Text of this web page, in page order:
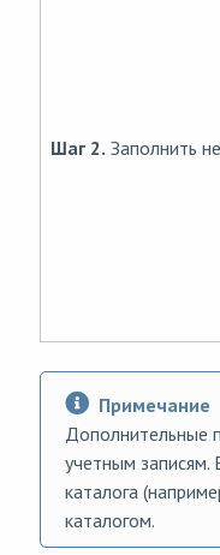
Шаг 2. Заполнить
Примечание
Дополнительные
учетным записям.
каталога
каталогом.